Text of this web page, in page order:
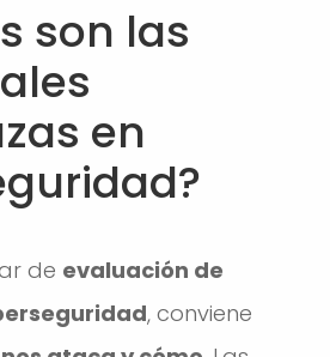
son las
en
de evaluación de
, conviene